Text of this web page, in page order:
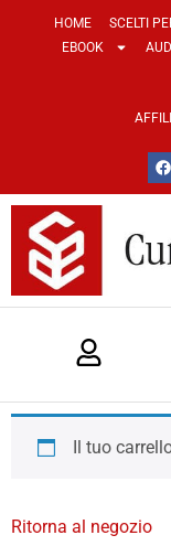
HOME SCELTI
EBOOK
Il tuo
Ritorna al negozio